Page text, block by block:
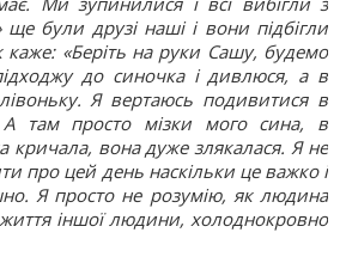
були друзі наші і вони підбігли
каже: «Беріть на руки Сашу, будемо
до синочка і дивлюся, а в
Я вертаюсь подивитися в
там просто мізки мого сина, в
вона дуже злякалася. Я не
про цей день наскільки це важко і
Я просто не розумію, як людина
іншої людини, холоднокровно